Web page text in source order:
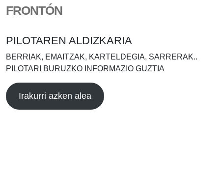
FRONTÓN
PILOTAREN ALDIZKARIA
BERRIAK, EMAITZAK, KARTELDEGIA, SARRERAK..
PILOTARI BURUZKO INFORMAZIO GUZTIA
Irakurri azken alea